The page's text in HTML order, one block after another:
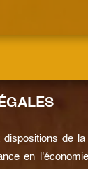
dispositions de
en